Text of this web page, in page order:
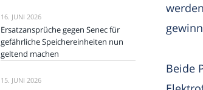
Beide
16. JUNI 2026
Ersatzansprüche gegen Senec für
gefährliche Speichereinheiten nun
geltend machen
15. JUNI 2026